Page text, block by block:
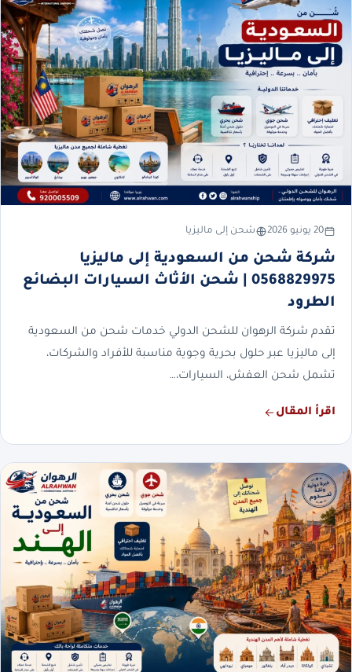
20 يونيو 2026 شحن إلى ماليزيا
شركة شحن من السعودية إلى ماليزيا
0568829975 | شحن الأثاث السيارات البضائع
الطرود
تقدم شركة الرهوان للشحن الدولي خدمات شحن من السعودية
إلى ماليزيا عبر حلول بحرية وجوية مناسبة للأفراد والشركات،
تشمل شحن العفش، السيارات،…
اقرأ المقال